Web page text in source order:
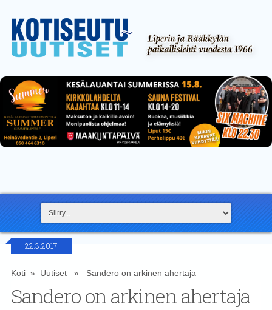
22.3.2017
Koti» Uutiset» Sandero on arkinen ahertaja
Sandero on arkinen ahertaja